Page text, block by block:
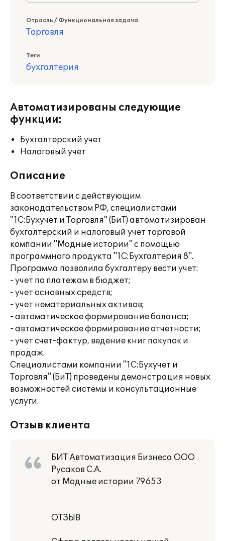
Отрасль / Функциональная задача
Торговля
Теги
бухгалтерия
Автоматизированы следующие
функции:
Бухгалтерский учет
Налоговый учет
Описание
В соответствии с действующим
законодательством РФ, специалистами
"1С:Бухучет и Торговля" (БиТ) автоматизирован
бухгалтерский и налоговый учет торговой
компании "Модные истории" с помощью
программного продукта "1С:Бухгалтерия 8".
Программа позволила бухгалтеру вести учет:
- учет по платежам в бюджет;
- учет основных средств;
- учет нематериальных активов;
- автоматическое формирование баланса;
- автоматическое формирование отчетности;
- учет счет-фактур, ведение книг покупок и
продаж.
Специалистами компании "1С:Бухучет и
Торговля" (БиТ) проведены демонстрация новых
возможностей системы и консультационные
услуги.
Отзыв клиента
БИТ Автоматизация Бизнеса ООО
Русаков С.А.
от Модные истории 79653
ОТЗЫВ